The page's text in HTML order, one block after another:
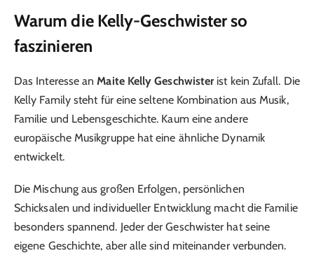
Warum die Kelly-Geschwister so
faszinieren
Das Interesse anMaite Kelly Geschwisterist kein Zufall. Die
Kelly Family steht für eine seltene Kombination aus Musik,
Familie und Lebensgeschichte. Kaum eine andere
europäische Musikgruppe hat eine ähnliche Dynamik
entwickelt.
Die Mischung aus großen Erfolgen, persönlichen
Schicksalen und individueller Entwicklung macht die Familie
besonders spannend. Jeder der Geschwister hat seine
eigene Geschichte, aber alle sind miteinander verbunden.